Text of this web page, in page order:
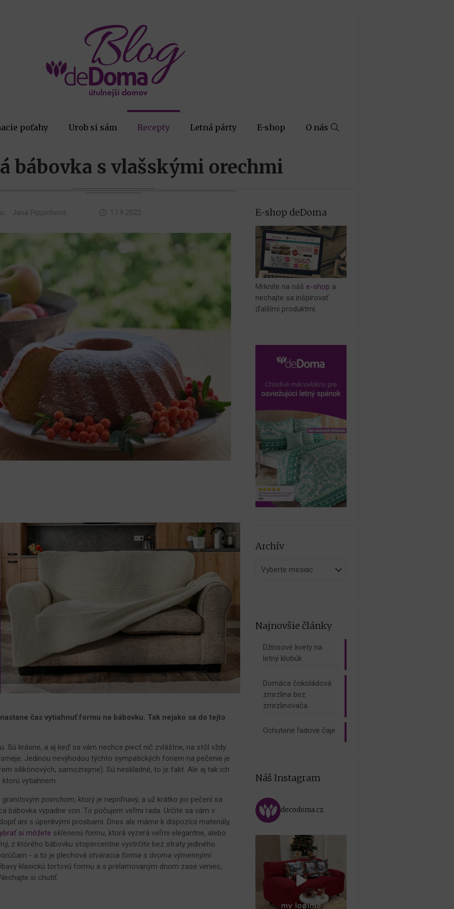
poťahy Urob si sám Recepty Letná párty E-shop O nás
bábovka s vlašskými orechmi
Jana Pippichová 17.9.2022
čas vytiahnuť formu na bábovku. Tak nejako sa do tejto
Sú krásne, a aj keď sa vám nechce piecť nič zvláštne, na stôl vždy
Jedinou nevýhodou týchto sympatických foriem na pečenie je
silikónových, samozrejme). Sú neskladné, to je fakt. Ale aj tak ich
vytiahnem.
povrchom, ktorý je nepriľnavý, a už krátko po pečení sa
bábovka vypadne von. To počujem veľmi rada. Určite sa vám v
ani s úpenlivými prosbami. Dnes ale máme k dispozícii materiály,
si môžete sklenenú formu, ktorá vyzerá veľmi elegantne, alebo
z ktorého bábovku stopercentne vystrčíte bez straty jediného
- a to je plechová otváracia forma s dvoma výmennými
klasickú tortovú formu a s prelamovaným dnom zase veniec,
si chutiť.
E-shop deDoma
Mrknite na náš e-shop a
nechajte sa inšpirovať
ďalšími produktmi.
Archív
Archív
Najnovšie články
Džínsové kvety na
letný klobúk
Domáca čokoládová
zmrzlina bez
zmrzlinovača
Ochutené ľadové čaje
Náš Instagram
decodoma.cz